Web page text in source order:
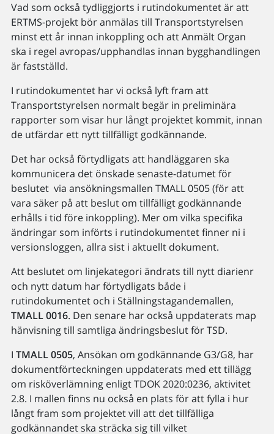
Vad som också tydliggjorts i rutindokumentet är att
ERTMS-projekt bör anmälas till Transportstyrelsen
minst ett år innan inkoppling och att Anmält Organ
ska i regel avropas/upphandlas innan bygghandlingen
är fastställd.
I rutindokumentet har vi också lyft fram att
Transportstyrelsen normalt begär in preliminära
rapporter som visar hur långt projektet kommit, innan
de utfärdar ett nytt tillfälligt godkännande.
Det har också förtydligats att handläggaren ska
kommunicera det önskade senaste-datumet för
beslutet via ansökningsmallen TMALL 0505 (för att
vara säker på att beslut om tillfälligt godkännande
erhålls i tid före inkoppling). Mer om vilka specifika
ändringar som införts i rutindokumentet finner ni i
versionsloggen, allra sist i aktuellt dokument.
Att beslutet om linjekategori ändrats till nytt diarienr
och nytt datum har förtydligats både i
rutindokumentet och i Ställningstagandemallen,
TMALL 0016. Den senare har också uppdaterats map
hänvisning till samtliga ändringsbeslut för TSD.
I TMALL 0505, Ansökan om godkännande G3/G8, har
dokumentförteckningen uppdaterats med ett tillägg
om risköverlämning enligt TDOK 2020:0236, aktivitet
2.8. I mallen finns nu också en plats för att fylla i hur
långt fram som projektet vill att det tillfälliga
godkännandet ska sträcka sig till vilket